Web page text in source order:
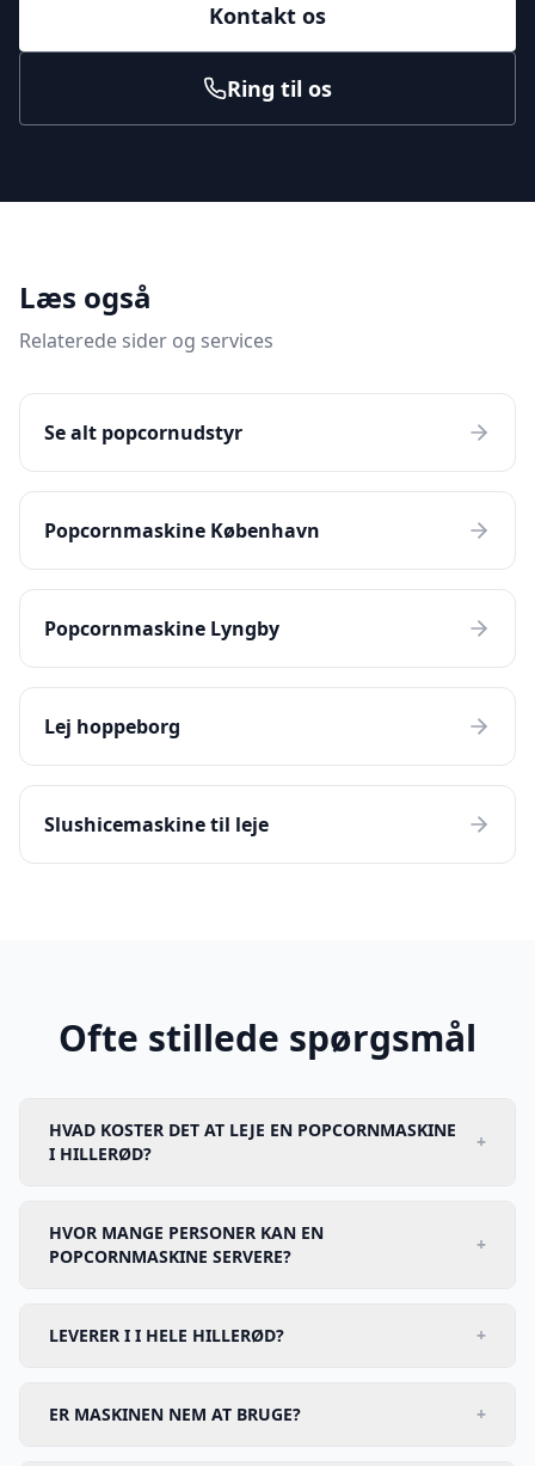
Kontakt os
Ring til os
Læs også
Relaterede sider og services
Se alt popcornudstyr
Popcornmaskine København
Popcornmaskine Lyngby
Lej hoppeborg
Slushicemaskine til leje
Ofte stillede spørgsmål
HVAD KOSTER DET AT LEJE EN POPCORNMASKINE
I HILLERØD?
+
HVOR MANGE PERSONER KAN EN
POPCORNMASKINE SERVERE?
+
LEVERER I I HELE HILLERØD? +
ER MASKINEN NEM AT BRUGE? +